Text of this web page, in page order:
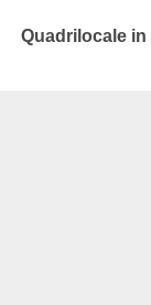
Quadrilocale in